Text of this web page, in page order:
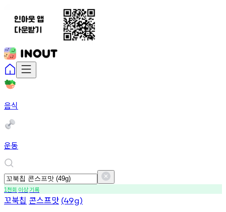
음식
운동
1천회 이상기록
꼬북칩 콘스프맛 (49g)